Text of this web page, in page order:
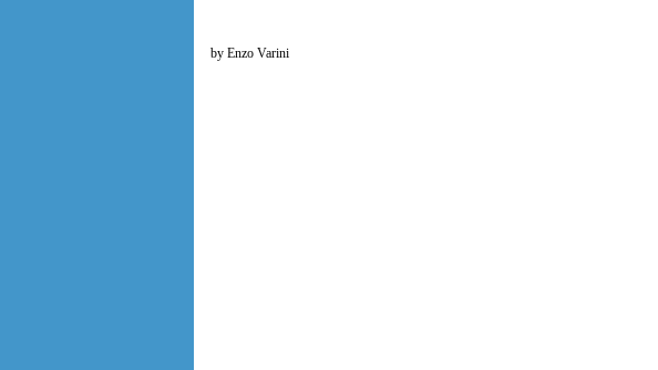
by Enzo Varini